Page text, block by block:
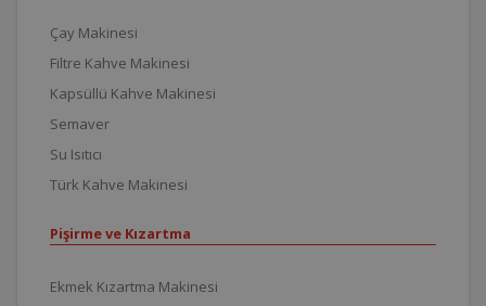
Çay Makinesi
Filtre Kahve Makinesi
Kapsüllü Kahve Makinesi
Semaver
Su Isıtıcı
Türk Kahve Makinesi
Pişirme ve Kızartma
Ekmek Kızartma Makinesi